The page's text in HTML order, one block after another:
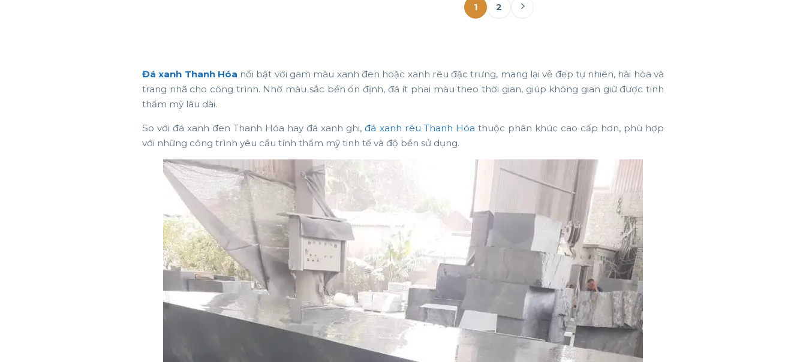
₫390,000
1 2
Đá xanh Thanh Hóa nổi bật với gam màu xanh đen hoặc xanh rêu đặc trưng, mang lại vẻ đẹp tự nhiên, hài hòa và
trang nhã cho công trình. Nhờ màu sắc bền ổn định, đá ít phai màu theo thời gian, giúp không gian giữ được tính
thẩm mỹ lâu dài.
So với đá xanh đen Thanh Hóa hay đá xanh ghi,đá xanh rêu Thanh Hóa thuộc phân khúc cao cấp hơn, phù hợp
với những công trình yêu cầu tính thẩm mỹ tinh tế và độ bền sử dụng.